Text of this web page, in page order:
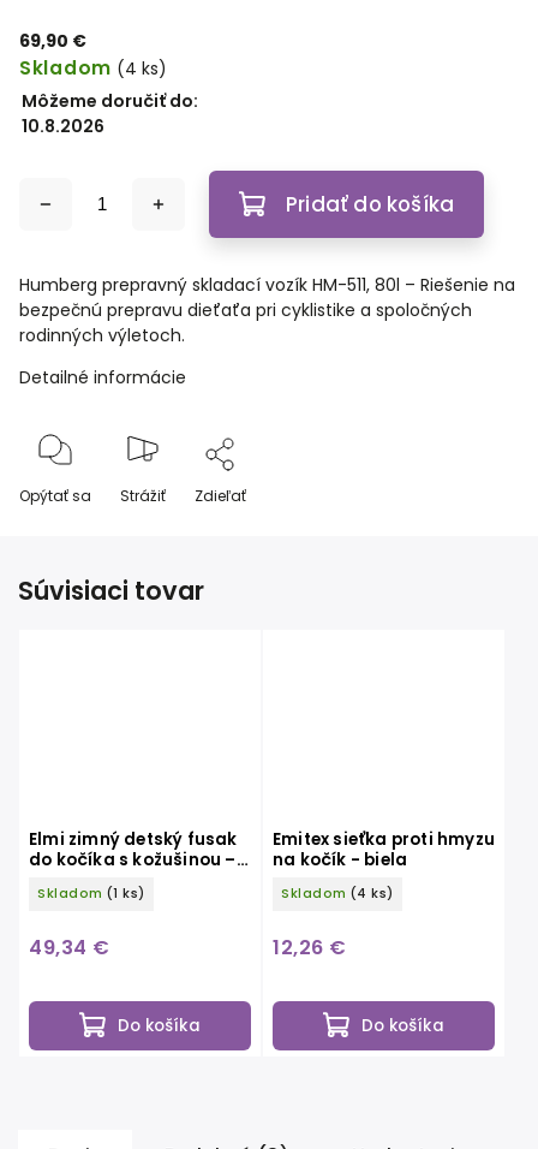
69,90 €
Skladom (4 ks)
Môžeme doručiť do:
10.8.2026
Pridať do košíka
Humberg prepravný skladací vozík HM-511, 80l – Riešenie na
bezpečnú prepravu dieťaťa pri cyklistike a spoločných
rodinných výletoch.
Detailné informácie
Opýtať sa Strážiť Zdieľať
Súvisiaci tovar
Elmi zimný detský fusak
do kočíka s kožušinou –
modrý s plameniakmi
Skladom (1 ks)
49,34 €
Do košíka
Emitex sieťka proti hmyzu
na kočík - biela
Skladom (4 ks)
12,26 €
Do košíka